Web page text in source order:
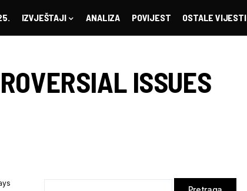
IZVJEŠTAJI ANALIZA POVIJEST OSTALE VIJESTI
ISSUES